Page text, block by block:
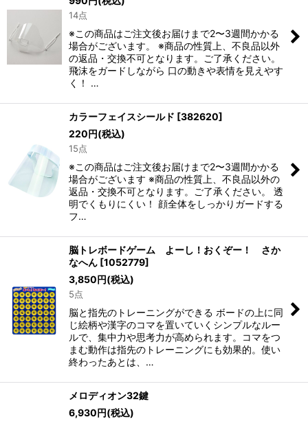
14点
※この商品はご注文後お届けまで2〜3週間かかる
場合がございます。 ※商品の性質上、不良品以外
の返品・交換不可となります。ご了承ください。
飛沫をガードしながら 口の動きや表情を見えやす
く！ …
カラーフェイスシールド [382620]
220円(税込)
15点
※この商品はご注文後お届けまで2〜3週間かかる
場合がございます ※商品の性質上、不良品以外の
返品・交換不可となります。ご了承ください。 透
明でくもりにくい！ 顔全体をしっかりガードする
フ…
脳トレボードゲーム よーし！おくぞー！ さか
なへん [1052779]
3,850円(税込)
5点
脳と指先のトレーニングができる ボードの上に同
じ絵柄や漢字のコマを置いていくシンプルなルー
ルで、集中力や思考力が高められます。コマをつ
まむ動作は指先のトレーニングにも効果的。使い
終わったあとは、…
メロディオン32鍵
6,930円(税込)